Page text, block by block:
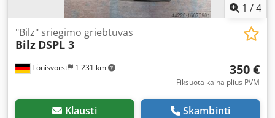
1 /4
Tönisvorst 1 231 km
"Bilz" sriegimo griebtuvas
Bilz DSPL 3
350 €
Fiksuota kaina plius PVM
Klausti Skambinti